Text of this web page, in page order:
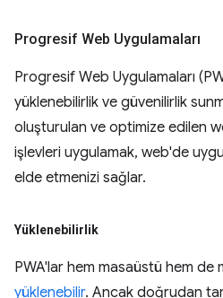
Progresif Web Uygulamaları
Progresif Web Uygulamaları
yüklenebilirlik ve güvenilirlik
oluşturulan ve optimize edilen
işlevleri uygulamak, web'de
elde etmenizi sağlar.
Yüklenebilirlik
PWA'lar hem masaüstü hem
yüklenebilir. Ancak doğrudan